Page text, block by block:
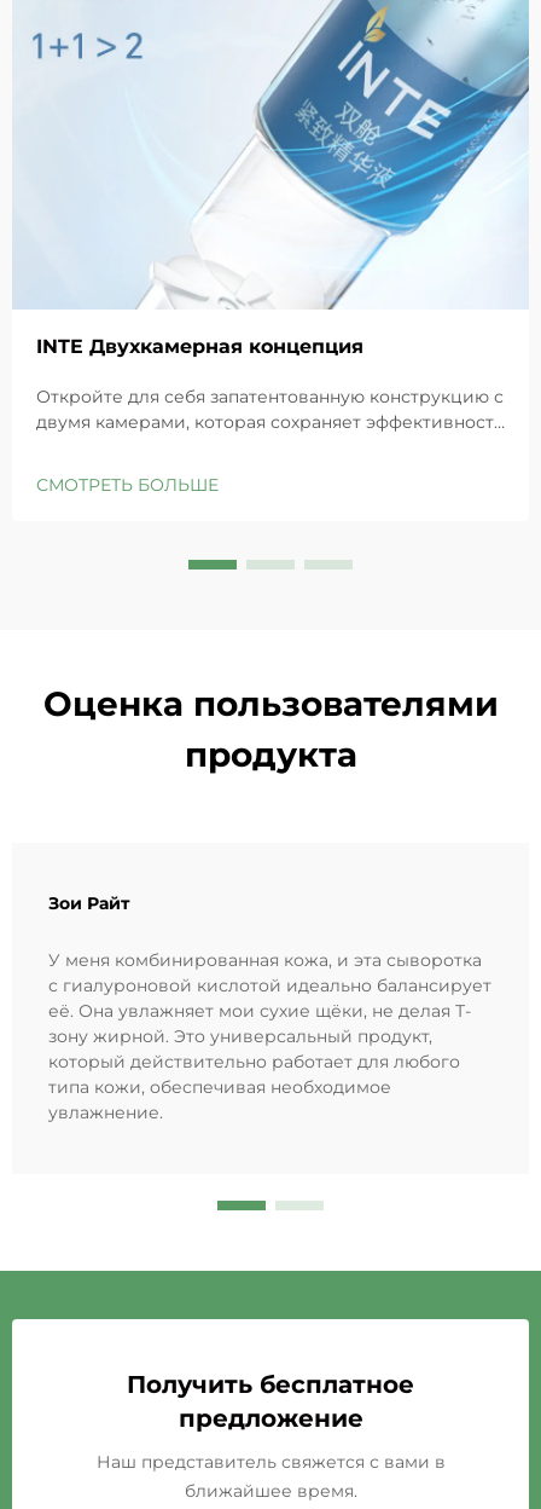
INTE Двухкамерная концепция
Откройте для себя запатентованную конструкцию с
двумя камерами, которая сохраняет эффективность
восстанавливает барьеры чувствительной кожи.
СМОТРЕТЬ БОЛЬШЕ
Оценка пользователями
продукта
Зои Райт
У меня комбинированная кожа, и эта сыворотка
с гиалуроновой кислотой идеально балансирует
её. Она увлажняет мои сухие щёки, не делая Т-
зону жирной. Это универсальный продукт,
который действительно работает для любого
типа кожи, обеспечивая необходимое
увлажнение.
Получить бесплатное
предложение
Наш представитель свяжется с вами в
ближайшее время.